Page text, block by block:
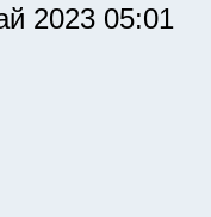
2023 05:01